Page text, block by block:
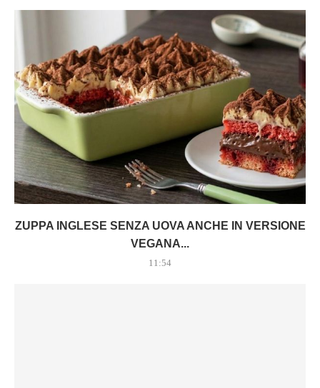
ZUPPA INGLESE SENZA UOVA ANCHE IN VERSIONE
VEGANA...
11:54